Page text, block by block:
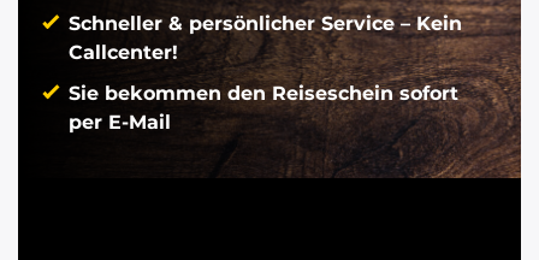
Schneller & persönlicher Service – Kein
Callcenter!
Sie bekommen den Reiseschein sofort
per E-Mail